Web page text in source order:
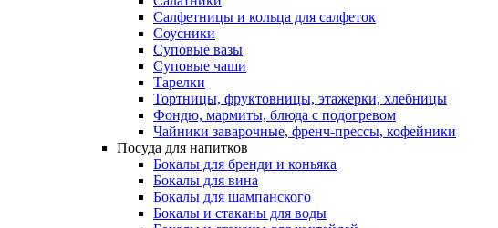
Салфетницы и кольца для салфеток
Соусники
Суповые вазы
Суповые чаши
Тарелки
Тортницы, фруктовницы, этажерки, хлебницы
Фондю, мармиты, блюда с подогревом
Чайники заварочные, френч-прессы, кофейники
Посуда для напитков
Бокалы для бренди и коньяка
Бокалы для вина
Бокалы для шампанского
Бокалы и стаканы для воды